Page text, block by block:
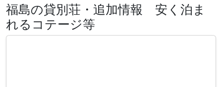
福島の貸別荘・追加情報 安く泊ま
れるコテージ等